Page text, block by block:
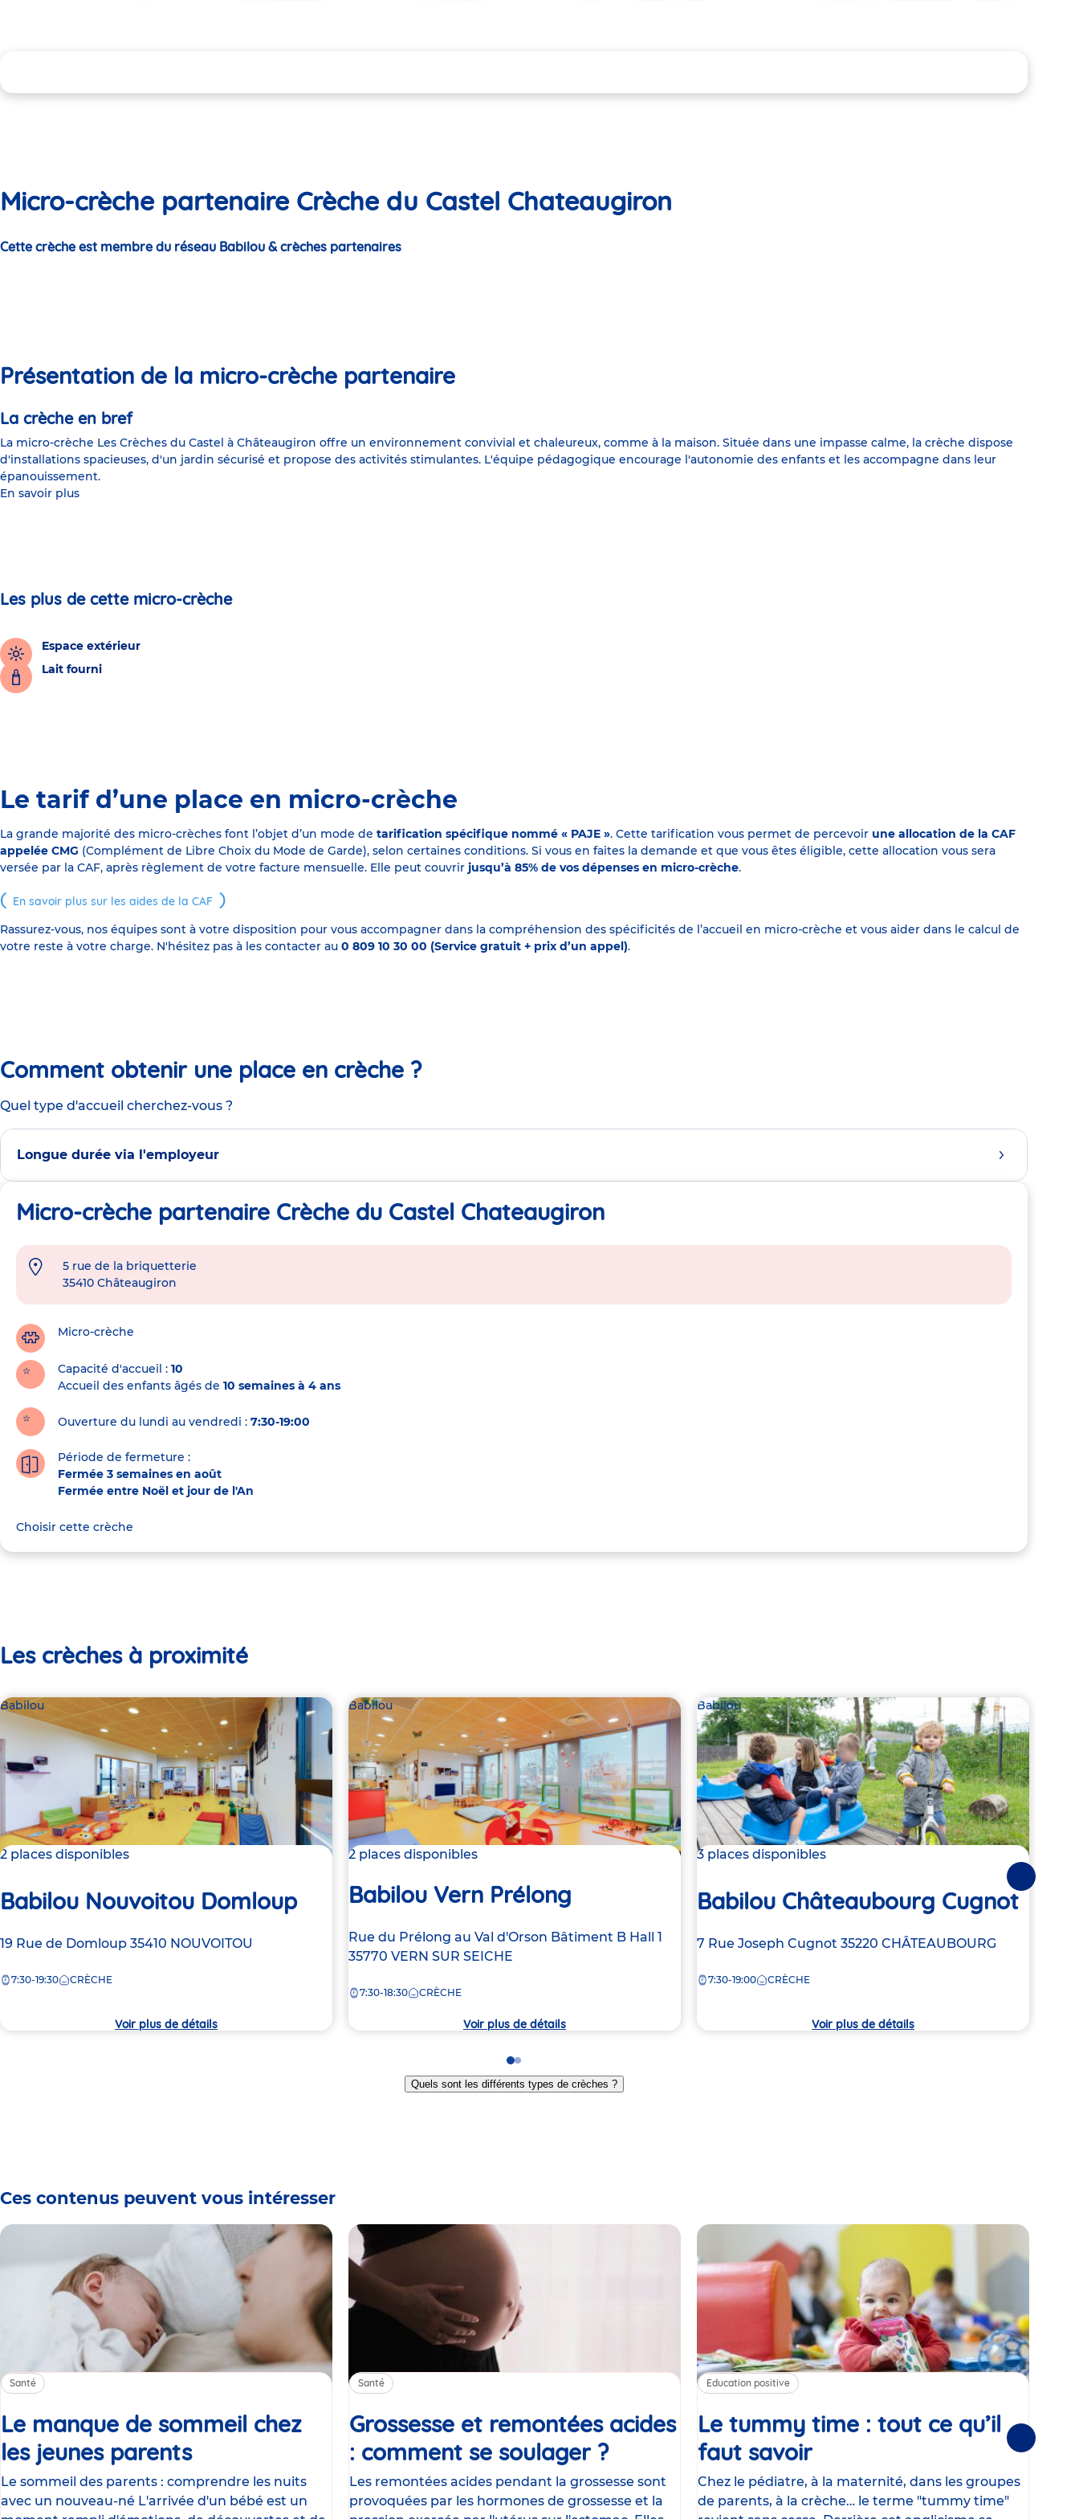
Micro-crèche partenaire Crèche du Castel Chateaugiron
Cette crèche est membre du réseau Babilou & crèches partenaires
Présentation de la micro-crèche partenaire
La crèche en bref
La micro-crèche Les Crèches du Castel à Châteaugiron offre un environnement convivial et chaleureux, comme à la maison. Située dans une impasse calme, la crèche dispose
d'installations spacieuses, d'un jardin sécurisé et propose des activités stimulantes. L'équipe pédagogique encourage l'autonomie des enfants et les accompagne dans leur
épanouissement.
En savoir plus
Les plus de cette micro-crèche
Espace extérieur
Lait fourni
Le tarif d’une place en micro-crèche
La grande majorité des micro-crèches font l’objet d’un mode de tarification spécifique nommé « PAJE ». Cette tarification vous permet de percevoir une allocation de la CAF
appelée CMG (Complément de Libre Choix du Mode de Garde), selon certaines conditions. Si vous en faites la demande et que vous êtes éligible, cette allocation vous sera
versée par la CAF, après règlement de votre facture mensuelle. Elle peut couvrir jusqu’à 85% de vos dépenses en micro-crèche.
En savoir plus sur les aides de la CAF
Rassurez-vous, nos équipes sont à votre disposition pour vous accompagner dans la compréhension des spécificités de l’accueil en micro-crèche et vous aider dans le calcul de
votre reste à votre charge. N'hésitez pas à les contacter au 0 809 10 30 00 (Service gratuit + prix d’un appel).
Comment obtenir une place en crèche ?
Quel type d'accueil cherchez-vous ?
Longue durée via l'employeur
Micro-crèche partenaire Crèche du Castel Chateaugiron
Adresse
crèche
5 rue de la briquetterie
35410 Châteaugiron
Micro-crèche
Capacité d'accueil
10
Accueil des enfants âgés de 10 semaines à 4 ans
Ouverture du lundi au vendredi : 7:30-19:00
Période de fermeture :
Fermée 3 semaines en août
Fermée entre Noël et jour de l'An
Choisir cette crèche
Les crèches à proximité
Babilou
2 places disponibles
Babilou Nouvoitou Domloup
Adresse
la
19 Rue de Domloup 35410 NOUVOITOU
7:30-19:30 CRÈCHE
Voir plus de détails
Babilou
2 places disponibles
Babilou Vern Prélong
Adresse
de
crèche
Rue du Prélong au Val d'Orson Bâtiment B Hall 1
35770 VERN SUR SEICHE
7:30-18:30 CRÈCHE
Voir plus de détails
Babilou
3 places disponibles
Babilou Châteaubourg Cugnot
Adresse
la
7 Rue Joseph Cugnot 35220 CHÂTEAUBOURG
7:30-19:00 CRÈCHE
Voir plus de détails
Suivantes
Go
to
slide
Go
to
slide
Quels sont les différents types de crèches ?
Ces contenus peuvent vous intéresser
Santé
Le manque de sommeil chez
les jeunes parentsArticle
Le sommeil des parents : comprendre les nuits
avec un nouveau-né L'arrivée d'un bébé est un
Santé
Grossesse et remontées acides
: comment se soulager ?Article
Les remontées acides pendant la grossesse sont
provoquées par les hormones de grossesse et la
Education positive
Le tummy time : tout ce qu’il
faut savoirArticle
Chez le pédiatre, à la maternité, dans les groupes
de parents, à la crèche… le terme "tummy time"
Suivantes